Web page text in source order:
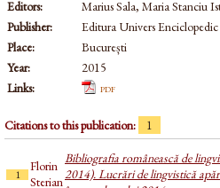
Editors:
Marius Sala, Maria Stanciu
Publisher:
Editura Univers
Place:
București
Year:
2015
Links:
pdf
Citations to this publication: 1
1
Florin
Sterian
Bibliografia românească de
2014). Lucrări de lingvistică